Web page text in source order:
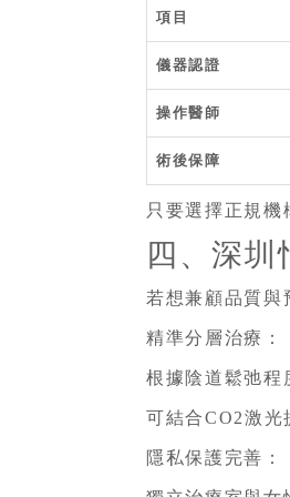
項目
儀器認證
操作醫師
術後保障
只要選擇正規
四、深
若想兼顧品質與
精準分層治療：
根據陰道鬆弛程
可結合CO2激光
隱私保護完善：